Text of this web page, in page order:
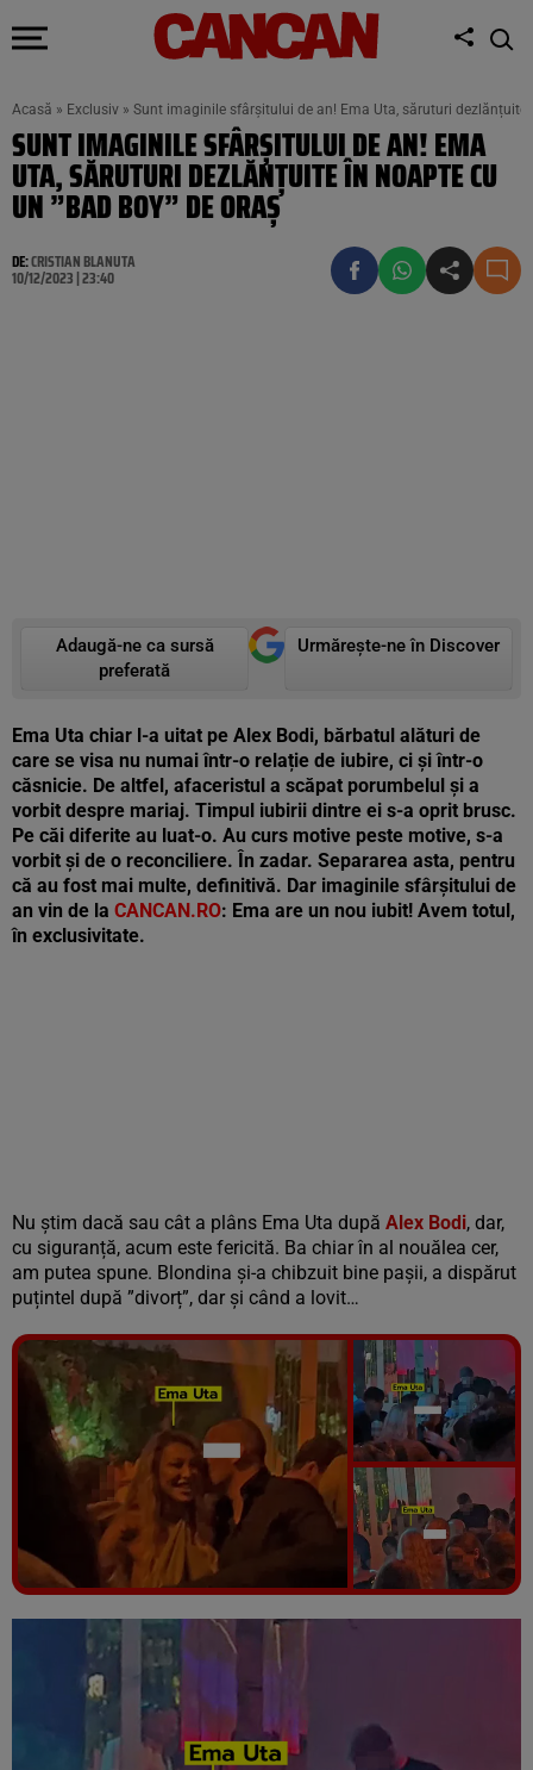
Acasă » Exclusiv » Sunt imaginile sfârșitului de an! Ema Uta, săruturi dezlănțuite
SUNT IMAGINILE SFÂRȘITULUI DE AN! EMA
UTA, SĂRUTURI DEZLĂNȚUITE ÎN NOAPTE CU
UN ”BAD BOY” DE ORAȘ
DE:CRISTIAN BLANUTA
10/12/2023 | 23:40
Adaugă-ne ca sursă
preferată
Urmărește-ne în Discover
Ema Uta chiar l-a uitat pe Alex Bodi, bărbatul alături de
care se visa nu numai într-o relație de iubire, ci și într-o
căsnicie. De altfel, afaceristul a scăpat porumbelul și a
vorbit despre mariaj. Timpul iubirii dintre ei s-a oprit brusc.
Pe căi diferite au luat-o. Au curs motive peste motive, s-a
vorbit și de o reconciliere. În zadar. Separarea asta, pentru
că au fost mai multe, definitivă. Dar imaginile sfârșitului de
an vin de la CANCAN.RO: Ema are un nou iubit! Avem totul,
în exclusivitate.
Nu știm dacă sau cât a plâns Ema Uta după Alex Bodi, dar,
cu siguranță, acum este fericită. Ba chiar în al nouălea cer,
am putea spune. Blondina și-a chibzuit bine pașii, a dispărut
puțintel după ”divorț”, dar și când a lovit…
Vezi galeria foto
7 poze